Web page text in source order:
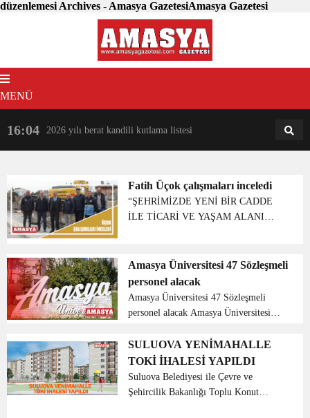
düzenlemesi Archives - Amasya GazetesiAmasya Gazetesi
MENÜ
16:04 2026 yılı berat kandili kutlama listesi 18:31
Fatih Üçok çalışmaları inceledi
“ŞEHRİMİZDE YENİ BİR CADDE
İLE TİCARİ VE YAŞAM ALANI
Adnan Menderes Millet Bahçesi ve
Bilgi Evi bölgesi arasındaki bağlantıyı
sağlam...
Amasya Üniversitesi 47 Sözleşmeli
personel alacak
Amasya Üniversitesi 47 Sözleşmeli
personel alacak Amasya Üniversitesi
personel alacak. Yapılan duyuruda
Koruma ve Güvenlik Görevlisi ile
Destek Personeli alınaca...
SULUOVA YENİMAHALLE
TOKİ İHALESİ YAPILDI
Suluova Belediyesi ile Çevre ve
Şehircilik Bakanlığı Toplu Konut